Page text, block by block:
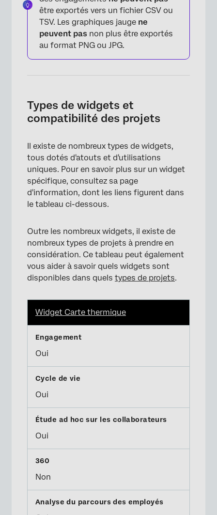
×
être exportés vers un fichier CSV ou
TSV. Les graphiques jauge ne
peuvent pas non plus être exportés
au format PNG ou JPG.
Types de widgets et
compatibilité des projets
Il existe de nombreux types de widgets,
tous dotés d'atouts et d'utilisations
uniques. Pour en savoir plus sur un widget
spécifique, consultez sa page
d'information, dont les liens figurent dans
le tableau ci-dessous.
Outre les nombreux widgets, il existe de
nombreux types de projets à prendre en
considération. Ce tableau peut également
vous aider à savoir quels widgets sont
disponibles dans quels types de projets.
Widget Carte thermique
Oui
Oui
Oui
Non